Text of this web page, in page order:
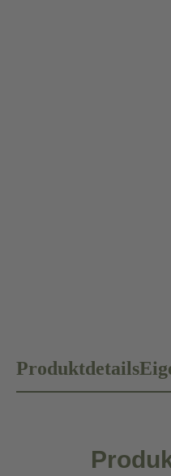
Produktdetails